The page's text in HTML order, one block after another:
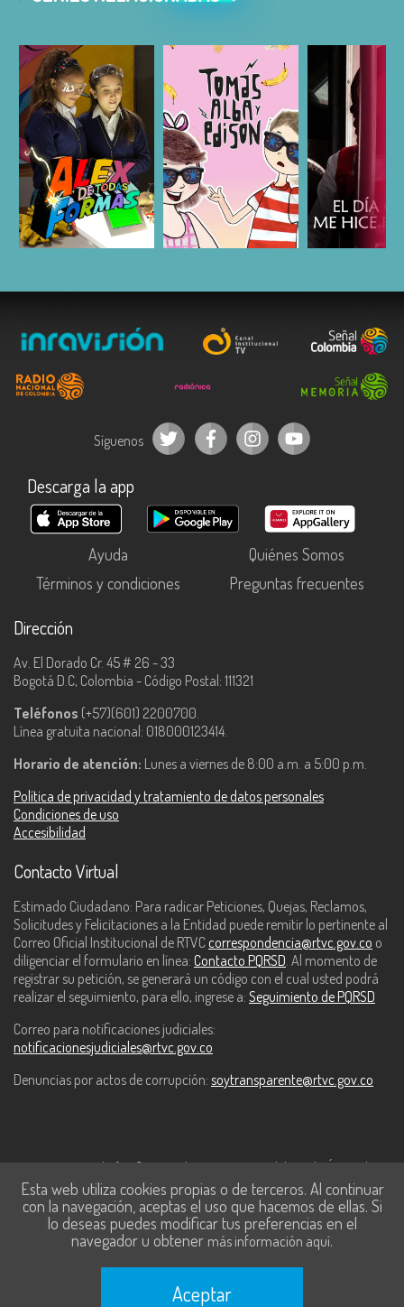
ESCUCHAR ESCUCHAR
Síguenos
Descarga la app
Ayuda
Quiénes Somos
Términos y condiciones
Preguntas frecuentes
Dirección
Av. El Dorado Cr. 45 # 26 - 33
Bogotá D.C, Colombia - Código Postal: 111321
Teléfonos (+57)(601) 2200700.
Línea gratuita nacional: 018000123414.
Horario de atención: Lunes a viernes de 8:00 a.m. a 5:00 p.m.
Política de privacidad y tratamiento de datos personales
Condiciones de uso
Accesibilidad
Contacto Virtual
Estimado Ciudadano: Para radicar Peticiones, Quejas, Reclamos,
Solicitudes y Felicitaciones a la Entidad puede remitir lo pertinente al
Correo Oficial Institucional de RTVC correspondencia@rtvc.gov.co o
diligenciar el formulario en línea: Contacto PQRSD. Al momento de
registrar su petición, se generará un código con el cual usted podrá
realizar el seguimiento, para ello, ingrese a: Seguimiento de PQRSD
Correo para notificaciones judiciales:
notificacionesjudiciales@rtvc.gov.co
Denuncias por actos de corrupción: soytransparente@rtvc.gov.co
Este contenido fue financiado con recursos del Fondo Único de
Tecnologías de la Información y las Comunicaciones de MinTic.
Esta web utiliza cookies propias o de terceros. Al continuar
con la navegación, aceptas el uso que hacemos de ellas. Si
lo deseas puedes modificar tus preferencias en el
navegador u obtener más información aquí.
Aceptar